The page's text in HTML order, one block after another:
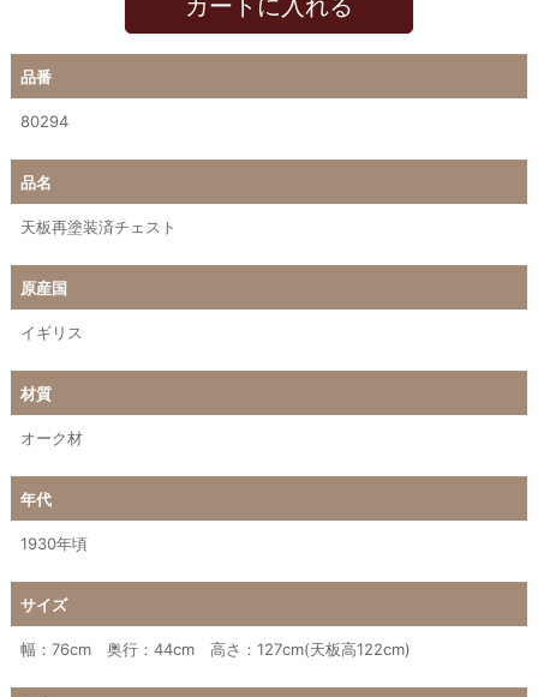
品番
80294
品名
天板再塗装済チェスト
原産国
イギリス
材質
オーク材
年代
1930年頃
サイズ
幅：76cm 奥行：44cm 高さ：127cm(天板高122cm)